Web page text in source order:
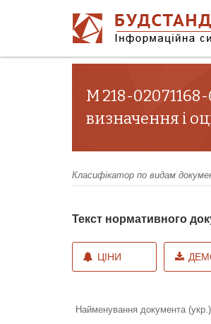
М 218-
визначення і
Класифікатор по видам
Текст нормативного
ЦІНИ
Найменування документа (укр.)